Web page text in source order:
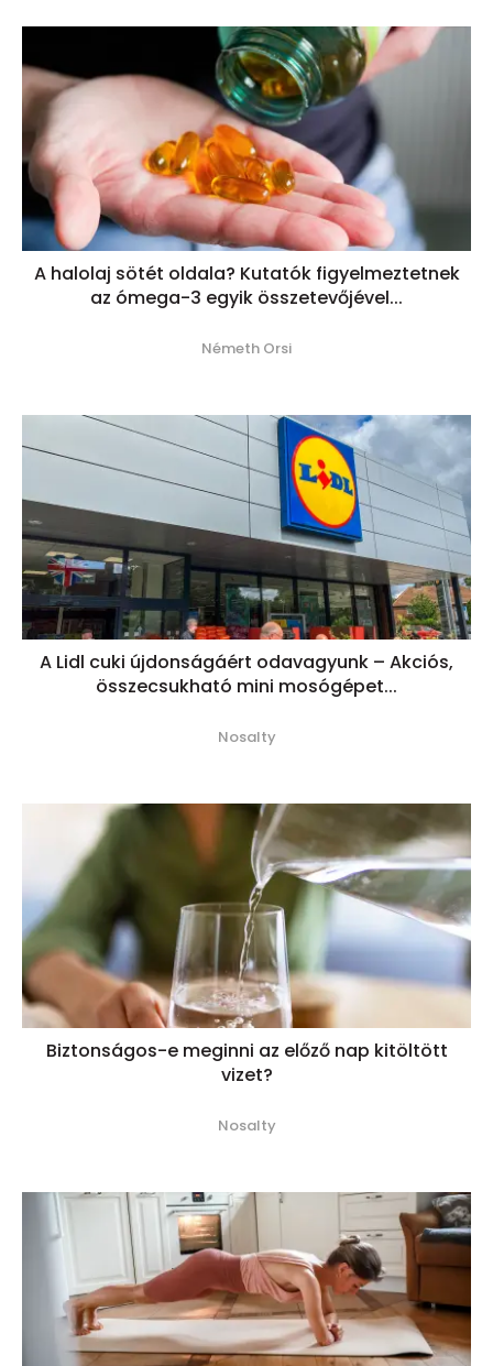
A halolaj sötét oldala? Kutatók figyelmeztetnek
az ómega-3 egyik összetevőjével...
Németh Orsi
A Lidl cuki újdonságáért odavagyunk – Akciós,
összecsukható mini mosógépet...
Nosalty
Biztonságos-e meginni az előző nap kitöltött
vizet?
Nosalty